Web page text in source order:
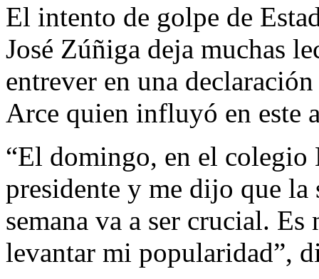
El intento de golpe de
José Zúñiga deja muchas
entrever en una
Arce quien influyó en este
“El domingo, en el colegio
presidente y me dijo que
semana va a ser crucial.
levantar mi popularidad”,